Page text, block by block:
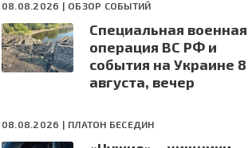
Конфликт на Украине
08.08.2026 | ОБЗОР СОБЫТИЙ
Специальная военная
операция ВС РФ и
события на Украине 8
августа, вечер
08.08.2026 | ПЛАТОН БЕСЕДИН